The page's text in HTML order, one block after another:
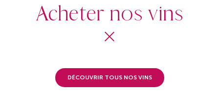
Acheter nos vins
DÉCOUVRIR TOUS NOS VINS